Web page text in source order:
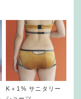
K＋1% サニタリー